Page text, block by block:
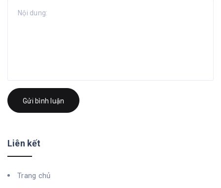
Gửi bình luận
Liên kết
Trang chủ